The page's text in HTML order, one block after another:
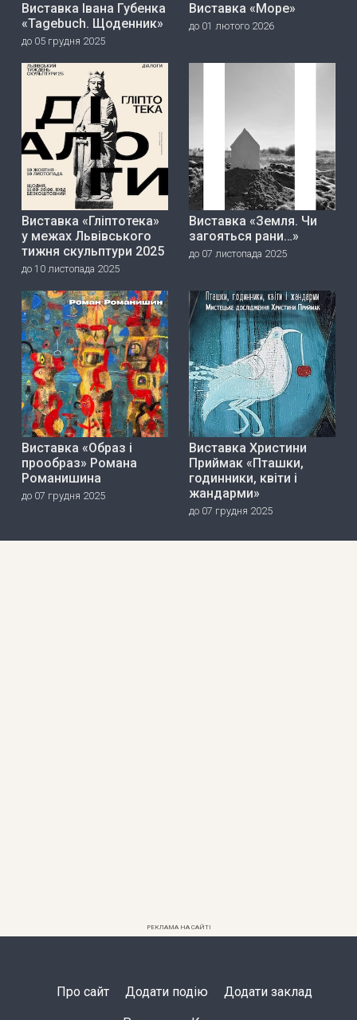
Виставка Івана Губенка
«Tagebuch. Щоденник»
до 05 грудня 2025
Виставка «Море»
до 01 лютого 2026
Виставка «Гліптотека»
у межах Львівського
тижня скульптури 2025
до 10 листопада 2025
Виставка «Земля. Чи
загояться рани…»
до 07 листопада 2025
Виставка «Образ і
прообраз» Романа
Романишина
до 07 грудня 2025
Виставка Христини
Приймак «Пташки,
годинники, квіти і
жандарми»
до 07 грудня 2025
РЕКЛАМА НА САЙТІ
Про сайт Додати подію Додати заклад